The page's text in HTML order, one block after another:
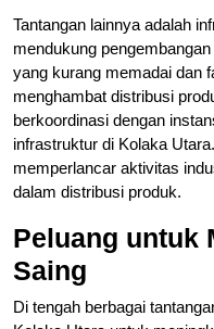
Tantangan lainnya adalah
mendukung
yang kurang memadai dan
menghambat distribusi
berkoordinasi dengan
infrastruktur di Kolaka
memperlancar aktivitas
dalam distribusi produk.
Peluang untuk
Saing
Di tengah berbagai